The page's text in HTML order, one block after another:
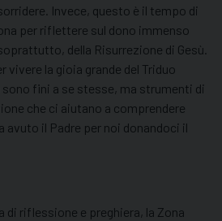
Invece, questo è il tempo di
per riflettere sul dono immenso
della Risurrezione di Gesù.
vivere la gioia grande del Triduo
fini a se stesse, ma strumenti di
che ci aiutano a comprendere
avuto il Padre per noi donandoci il
di riflessione e preghiera, la Zona